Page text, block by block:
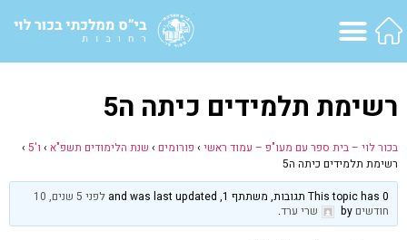
רשימת תלמידים כיתה ה5
בכור לוי – בית ספר עם מעו"פ – עמוד ראשי › פורומים › שנת הלימודים תשפ"א › ו'5
›
רשימת תלמידים כיתה ה5
This topic has 0 תגובות, משתתף 1, and was last updated
לפני 5 שנים, 10
חודשים by שרי ערד.